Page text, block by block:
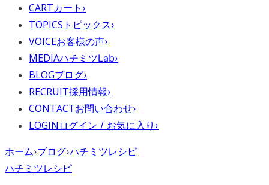
CARTカート ›
TOPICS トピックス›
VOICEお客様の声›
MEDIAハチミツLab›
BLOGブログ›
RECRUIT採用情報›
CONTACTお問い合わせ›
LOGIN ログイン / お気に入り ›
ホーム›ブログ›ハチミツレシピ
ハチミツレシピ